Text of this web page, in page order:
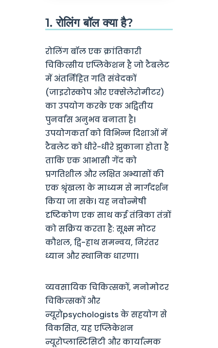
1. रोलिंग बॉल क्या है?
रोलिंग बॉल एक क्रांतिकारी
चिकित्सीय एप्लिकेशन है जो टैबलेट
में अंतर्निहित गति संवेदकों
(जाइरोस्कोप और एक्सेलेरोमीटर)
का उपयोग करके एक अद्वितीय
पुनर्वास अनुभव बनाता है।
उपयोगकर्ता को विभिन्न दिशाओं में
टैबलेट को धीरे-धीरे झुकाना होता है
ताकि एक आभासी गेंद को
प्रगतिशील और लक्षित अभ्यासों की
एक श्रृंखला के माध्यम से मार्गदर्शन
किया जा सके। यह नवोन्मेषी
दृष्टिकोण एक साथ कई तंत्रिका तंत्रों
को सक्रिय करता है: सूक्ष्म मोटर
कौशल, द्वि-हाथ समन्वय, निरंतर
ध्यान और स्थानिक धारणा।
व्यवसायिक चिकित्सकों, मनोमोटर
चिकित्सकों और
न्यूरोpsychologists के सहयोग से
विकसित, यह एप्लिकेशन
न्यूरोप्लास्टिसिटी और कार्यात्मक